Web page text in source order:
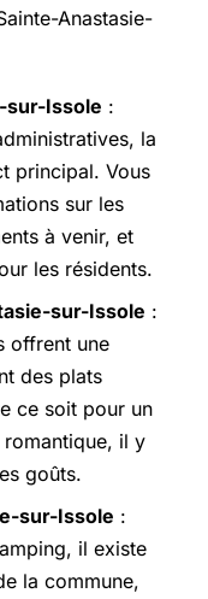
Anastasie-
sur-Issole :
la
principal. Vous
sur les
à venir, et
les résidents.
sur-Issole :
offrent une
des plats
ce soit pour un
il y
goûts.
sur-Issole :
il existe
la commune,